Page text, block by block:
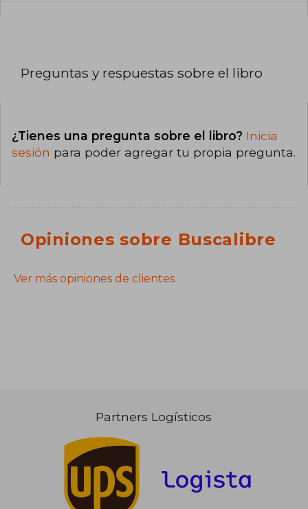
Preguntas y respuestas sobre el libro
¿Tienes una pregunta sobre el libro? Inicia
sesión para poder agregar tu propia pregunta.
Opiniones sobre Buscalibre
Ver más opiniones de clientes
Partners Logísticos